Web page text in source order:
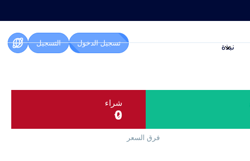
نبذة تسجيل الدخول التسجيل
شراء
0
فرق السعر